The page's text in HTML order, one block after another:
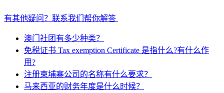
有其他疑问？联系我们帮你解答
澳门社团有多少种类？
免税证书 Tax exemption Certificate 是指什么?有什么作
用?
注册柬埔寨公司的名称有什么要求？
马来西亚的财务年度是什么时候？